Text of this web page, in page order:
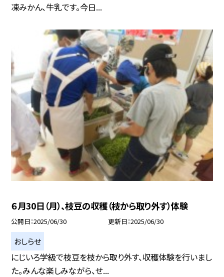
凍みかん、牛乳です。今日...
６月30日（月）、枝豆の収穫（枝から取り外す）体験
公開日 2025/06/30 更新日 2025/06/30
おしらせ
にじいろ学級で枝豆を枝から取り外す、収穫体験を行いまし
た。みんな楽しみながら、せ...